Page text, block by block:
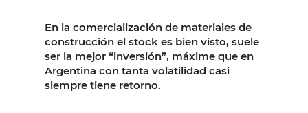
En la comercialización de materiales de
construcción el stock es bien visto, suele
ser la mejor “inversión”, máxime que en
Argentina con tanta volatilidad casi
siempre tiene retorno.